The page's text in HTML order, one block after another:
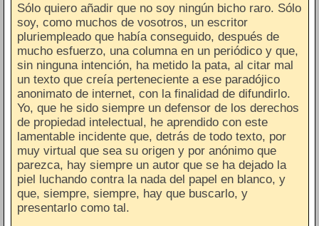
Sólo quiero añadir que no soy ningún bicho raro. Sólo
soy, como muchos de vosotros, un escritor
pluriempleado que había conseguido, después de
mucho esfuerzo, una columna en un periódico y que,
sin ninguna intención, ha metido la pata, al citar mal
un texto que creía perteneciente a ese paradójico
anonimato de internet, con la finalidad de difundirlo.
Yo, que he sido siempre un defensor de los derechos
de propiedad intelectual, he aprendido con este
lamentable incidente que, detrás de todo texto, por
muy virtual que sea su origen y por anónimo que
parezca, hay siempre un autor que se ha dejado la
piel luchando contra la nada del papel en blanco, y
que, siempre, siempre, hay que buscarlo, y
presentarlo como tal.